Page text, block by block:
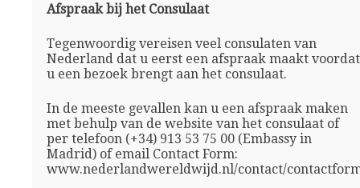
Afspraak bij het Consulaat
Tegenwoordig vereisen veel consulaten van
Nederland dat u eerst een afspraak maakt voordat
u een bezoek brengt aan het consulaat.
In de meeste gevallen kan u een afspraak maken
met behulp van de website van het consulaat of
per telefoon (+34) 913 53 75 00 (Embassy in
Madrid) of email Contact Form:
www.nederlandwereldwijd.nl/contact/